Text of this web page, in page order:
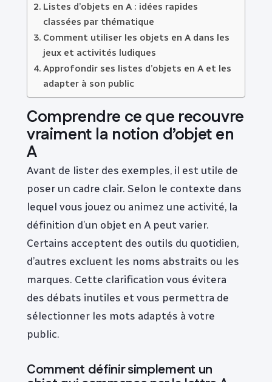
Listes d’objets en A : idées rapides
classées par thématique
Comment utiliser les objets en A dans les
jeux et activités ludiques
Approfondir ses listes d’objets en A et les
adapter à son public
Comprendre ce que recouvre
vraiment la notion d’objet en
A
Avant de lister des exemples, il est utile de
poser un cadre clair. Selon le contexte dans
lequel vous jouez ou animez une activité, la
définition d’un objet en A peut varier.
Certains acceptent des outils du quotidien,
d’autres excluent les noms abstraits ou les
marques. Cette clarification vous évitera
des débats inutiles et vous permettra de
sélectionner les mots adaptés à votre
public.
Comment définir simplement un